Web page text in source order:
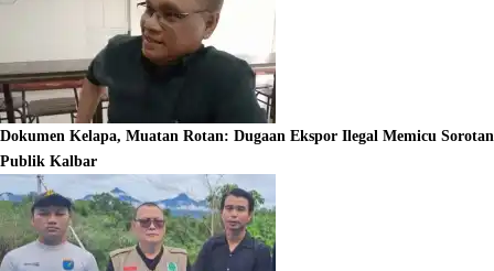
Dokumen Kelapa, Muatan Rotan: Dugaan Ekspor Ilegal Memicu Sorotan
Publik Kalbar